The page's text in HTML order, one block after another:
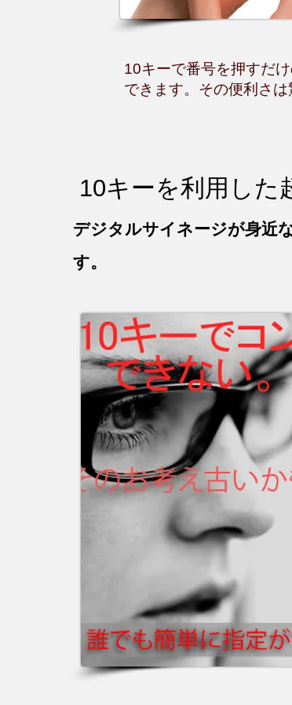
​10キーで番号を押すだ
できます。その便利さは
​10キーを利用した
デジタルサイネージが身近
す。